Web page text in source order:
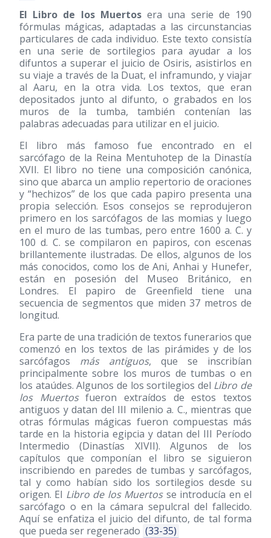
El Libro de los Muertosera una serie de 190
fórmulas mágicas, adaptadas a las circunstancias
particulares de cada individuo. Este texto consistía
en una serie de sortilegios para ayudar a los
difuntos a superar el juicio de Osiris, asistirlos en
su viaje a través de la Duat, el inframundo, y viajar
al Aaru, en la otra vida. Los textos, que eran
depositados junto al difunto, o grabados en los
muros de la tumba, también contenían las
palabras adecuadas para utilizar en el juicio.
El libro más famoso fue encontrado en el
sarcófago de la Reina Mentuhotep de la Dinastía
XVII. El libro no tiene una composición canónica,
sino que abarca un amplio repertorio de oraciones
y “hechizos” de los que cada papiro presenta una
propia selección. Esos consejos se reprodujeron
primero en los sarcófagos de las momias y luego
en el muro de las tumbas, pero entre 1600 a. C. y
100 d. C. se compilaron en papiros, con escenas
brillantemente ilustradas. De ellos, algunos de los
más conocidos, como los de Ani, Anhai y Hunefer,
están en posesión del Museo Británico, en
Londres. El papiro de Greenfield tiene una
secuencia de segmentos que miden 37 metros de
longitud.
Era parte de una tradición de textos funerarios que
comenzó en los textos de las pirámides y de los
sarcófagos más antiguos, que se inscribían
principalmente sobre los muros de tumbas o en
los ataúdes. Algunos de los sortilegios del Libro de
los Muertosfueron extraídos de estos textos
antiguos y datan del III milenio a. C., mientras que
otras fórmulas mágicas fueron compuestas más
tarde en la historia egipcia y datan del III Período
Intermedio (Dinastías XIVII). Algunos de los
capítulos que componían el libro se siguieron
inscribiendo en paredes de tumbas y sarcófagos,
tal y como habían sido los sortilegios desde su
origen. El Libro de los Muertosse introducía en el
sarcófago o en la cámara sepulcral del fallecido.
Aquí se enfatiza el juicio del difunto, de tal forma
que pueda ser regenerado (33-35)